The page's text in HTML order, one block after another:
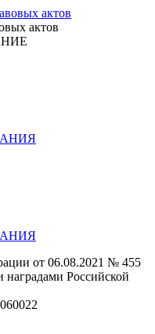
актов
от 06.08.2021 № 455
Российской